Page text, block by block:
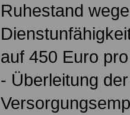
Ruhestand
auf 450 Euro
- Überleitung der